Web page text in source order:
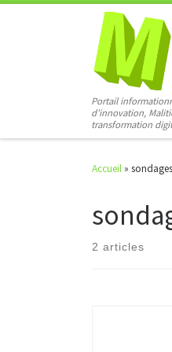
Portail
d’innovation,
transformation
Accueil » sondages
2 articles